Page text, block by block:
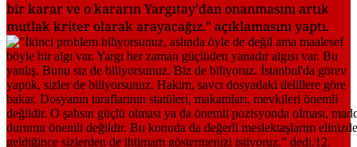
bir karar ve o kararın Yargıtay'dan onanmasını artık
mutlak kriter olarak arayacağız." açıklamasını yaptı.